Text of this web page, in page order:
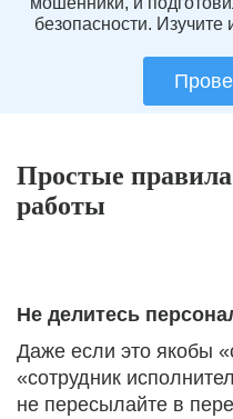
безопасности. Изучите
Простые правила
работы
Не делитесь
Даже если это якобы
«сотрудник
не пересылайте в